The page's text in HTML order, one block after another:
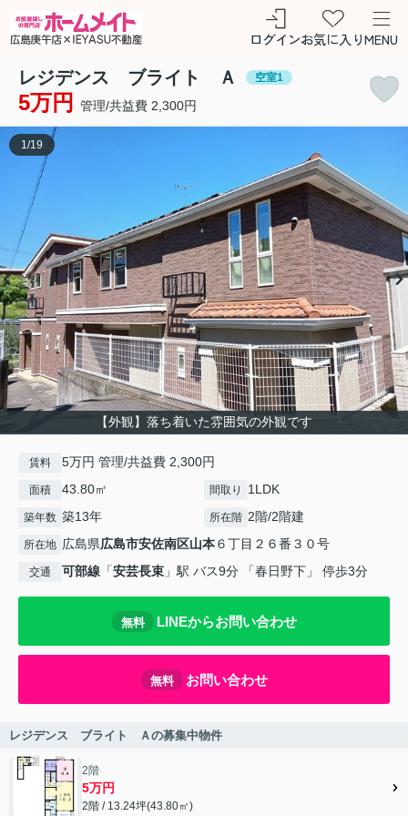
ログインお気に入りMENU
レジデンス ブライト Ａ 空室1
5万円 管理/共益費 2,300円
【外観】落ち着いた雰囲気の外観です
1 /19
賃料 5万円 管理/共益費 2,300円
面積 43.80㎡ 間取り 1LDK
築年数 築13年 所在階 2階/2階建
所在地 広島県広島市安佐南区山本６丁目２６番３０号
交通 可部線 「安芸長束 」駅 バス9分 「春日野下」 停歩3分
無料 LINEからお問い合わせ
無料 お問い合わせ
レジデンス ブライト Ａの募集中物件
2階
5万円
2階 / 13.24坪(43.80㎡)